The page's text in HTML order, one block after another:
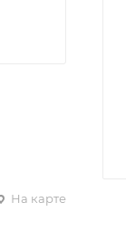
На карте